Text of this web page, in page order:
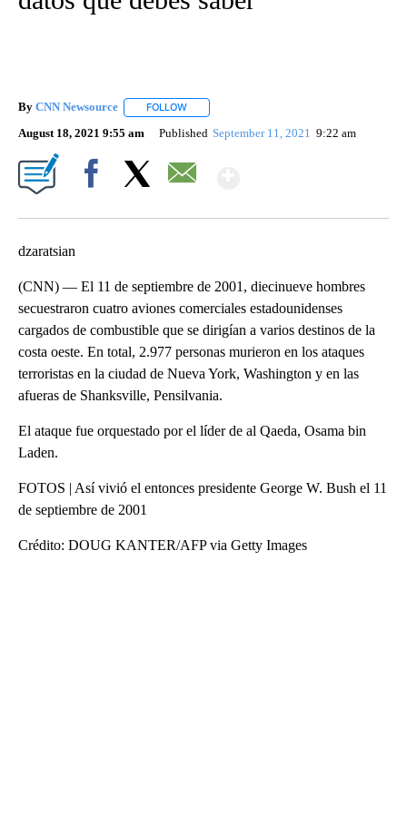
By CNN Newsource FOLLOW
August 18, 2021 9:55 am Published September 11, 2021 9:22 am
dzaratsian
(CNN) — El 11 de septiembre de 2001, diecinueve hombres
secuestraron cuatro aviones comerciales estadounidenses
cargados de combustible que se dirigían a varios destinos de la
costa oeste. En total, 2.977 personas murieron en los ataques
terroristas en la ciudad de Nueva York, Washington y en las
afueras de Shanksville, Pensilvania.
El ataque fue orquestado por el líder de al Qaeda, Osama bin
Laden.
FOTOS | Así vivió el entonces presidente George W. Bush el 11
de septiembre de 2001
Crédito: DOUG KANTER/AFP via Getty Images